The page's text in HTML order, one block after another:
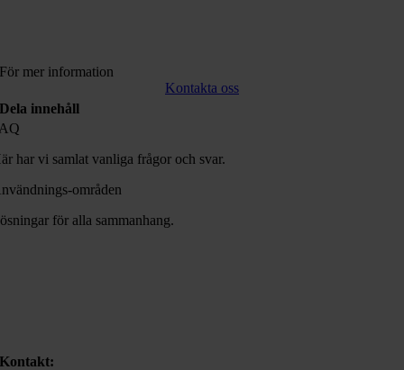
För mer information
Kontakta oss
Dela innehåll
har vi samlat vanliga frågor och svar.
områden
för alla sammanhang.
Kontakt: